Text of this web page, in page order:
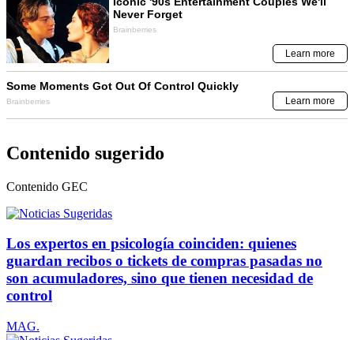
Contenido sugerido
Contenido GEC
Los expertos en psicología coinciden: quienes
guardan recibos o tickets de compras pasadas no
son acumuladores, sino que tienen necesidad de
control
MAG.